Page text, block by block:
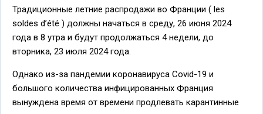
Традиционные летние распродажи во Франции ( les
soldes d’été ) должны начаться в среду, 26 июня 2024
года в 8 утра и будут продолжаться 4 недели, до
вторника, 23 июля 2024 года.
Однако из-за пандемии коронавируса Covid-19 и
большого количества инфицированных Франция
вынуждена время от времени продлевать карантинные